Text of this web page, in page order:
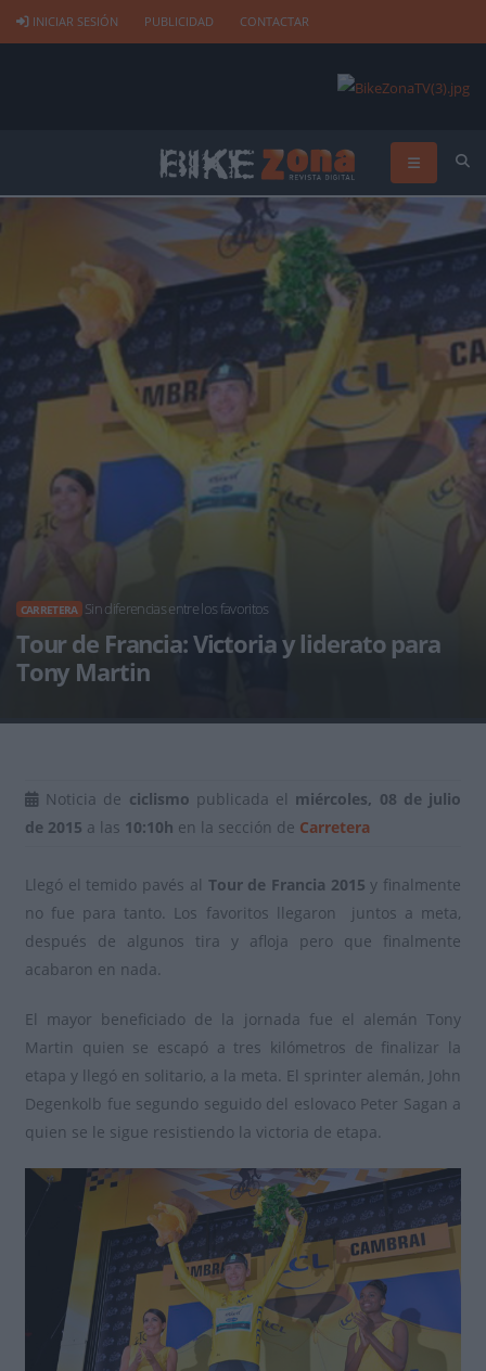
INICIAR SESIÓN PUBLICIDAD CONTACTAR
CARRETERA Sin diferencias entre los favoritos
Tour de Francia: Victoria y liderato para
Tony Martin
Noticia de ciclismo publicada el miércoles, 08 de julio
de 2015 a las 10:10h en la sección de Carretera
Llegó el temido pavés al Tour de Francia 2015 y finalmente
no fue para tanto. Los favoritos llegaron juntos a meta,
después de algunos tira y afloja pero que finalmente
acabaron en nada.
El mayor beneficiado de la jornada fue el alemán Tony
Martin quien se escapó a tres kilómetros de finalizar la
etapa y llegó en solitario, a la meta. El sprinter alemán, John
Degenkolb fue segundo seguido del eslovaco Peter Sagan a
quien se le sigue resistiendo la victoria de etapa.